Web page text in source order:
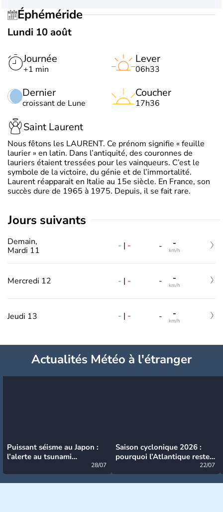
Éphéméride
Lundi 10 août
Journée
+1 min
Dernier
croissant de Lune
Lever
06h33
Coucher
17h36
Saint Laurent
Nous fêtons les LAURENT. Ce prénom signifie « feuille
laurier » en latin. Dans l’antiquité, des couronnes de
lauriers étaient tressées pour les vainqueurs. C’est le
symbole de la victoire, du génie et de l’immortalité.
Laurent réapparait en Italie au 15e siècle. En France, son
succès dure de 1965 à 1975. Depuis, il se fait rare.
jours suivants
Demain,
Mardi 11
- | - - -
km/h
Mercredi 12 - | - - -
km/h
Jeudi 13 - | - - -
km/h
Actualités Météo à l'étranger
Puissant séisme au Japon :
l’alerte au tsunami
28/07
Saison cyclonique 2026 :
pourquoi l’Atlantique reste
22/07